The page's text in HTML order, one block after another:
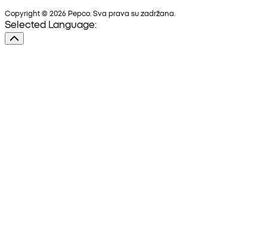
Copyright © 2026 Pepco. Sva prava su zadržana.
Selected Language: